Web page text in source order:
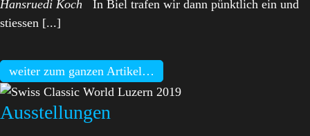
Hansruedi Koch
In Biel trafen wir dann pünktlich ein und
stiessen [...]
weiter zum ganzen Artikel…
Ausstellungen